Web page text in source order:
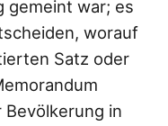
gemeint war; es
worauf
Satz oder
in